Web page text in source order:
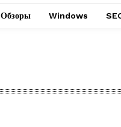
Обзоры Windows